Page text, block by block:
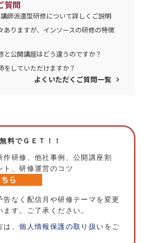
質問
師派遣型研修について詳しくご説明
ありますが、インソースの研修の特徴
と公開講座はどう違うのですか？
をしていただけますか？
よくいただくご質問一覧
料でＧＥＴ！！
作研修、他社事例、公開講座割
ト、研修運営のコツ
なく配信月や研修テーマを変更
す。ご了承ください。
は、個人情報保護の取り扱いをご